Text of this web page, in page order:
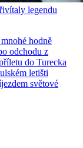
legendu
hodně
odchodu z
do Turecka
letišti
světové